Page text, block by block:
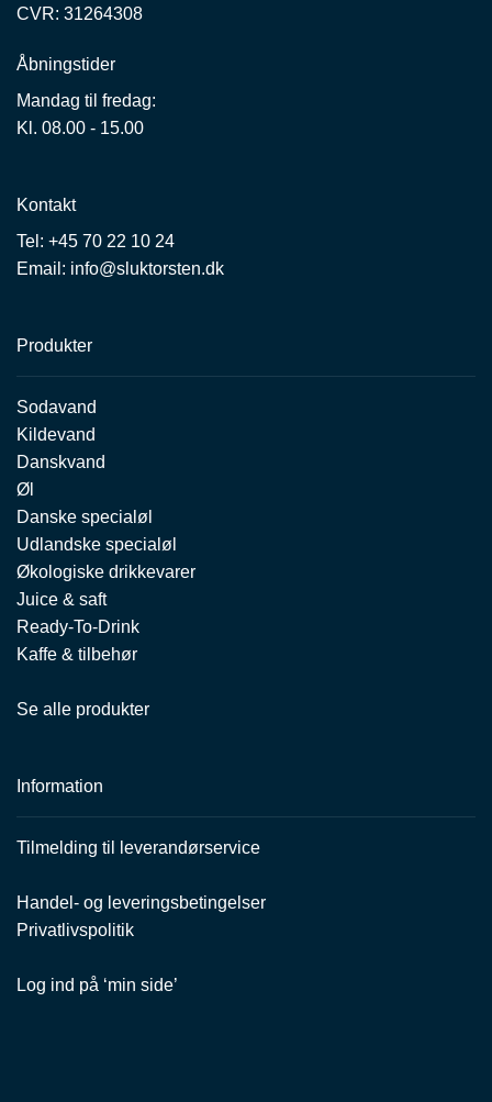
CVR: 31264308
Åbningstider
Mandag til fredag:
Kl. 08.00 - 15.00
Kontakt
Tel: +45 70 22 10 24
Email: info@sluktorsten.dk
Produkter
Sodavand
Kildevand
Danskvand
Øl
Danske specialøl
Udlandske specialøl
Økologiske drikkevarer
Juice & saft
Ready-To-Drink
Kaffe & tilbehør
Se alle produkter
Information
Tilmelding til leverandørservice
Handel- og leveringsbetingelser
Privatlivspolitik
Log ind på ‘min side’